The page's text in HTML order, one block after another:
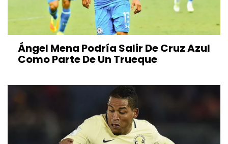
Ángel Mena Podría Salir De Cruz Azul
Como Parte De Un Trueque